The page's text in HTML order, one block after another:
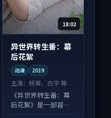
18:02
异世界转生番：幕
后花絮
动漫 2019
主演：杨幂、白宇 等
《异世界转生番：幕
后花絮》是一部冒险